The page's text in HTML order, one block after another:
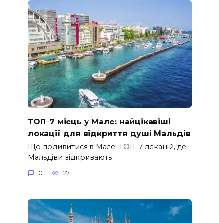
ТОП-7 місць у Мале: найцікавіші
локації для відкриття душі Мальдів
Що подивитися в Мале: ТОП-7 локацій, де
Мальдіви відкривають
0 27